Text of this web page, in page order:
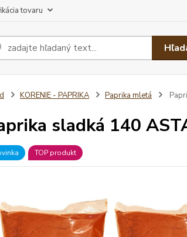
tovaru
KORENIE - PAPRIKA Paprika mletá
sladká 140
TOP produkt